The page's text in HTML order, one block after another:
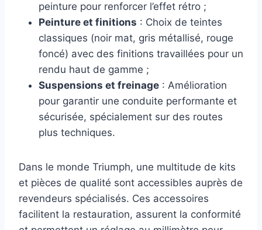
peinture pour renforcer l’effet rétro ;
Peinture et finitions : Choix de teintes
classiques (noir mat, gris métallisé, rouge
foncé) avec des finitions travaillées pour un
rendu haut de gamme ;
Suspensions et freinage : Amélioration
pour garantir une conduite performante et
sécurisée, spécialement sur des routes
plus techniques.
Dans le monde Triumph, une multitude de kits
et pièces de qualité sont accessibles auprès de
revendeurs spécialisés. Ces accessoires
facilitent la restauration, assurent la conformité